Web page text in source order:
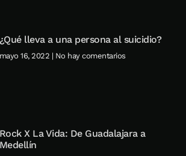
¿Qué lleva a una persona al suicidio?
mayo 16, 2022 No hay comentarios
Rock X La Vida: De Guadalajara a
Medellín